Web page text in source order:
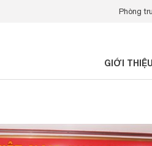
Phòng
GIỚI THIỆU